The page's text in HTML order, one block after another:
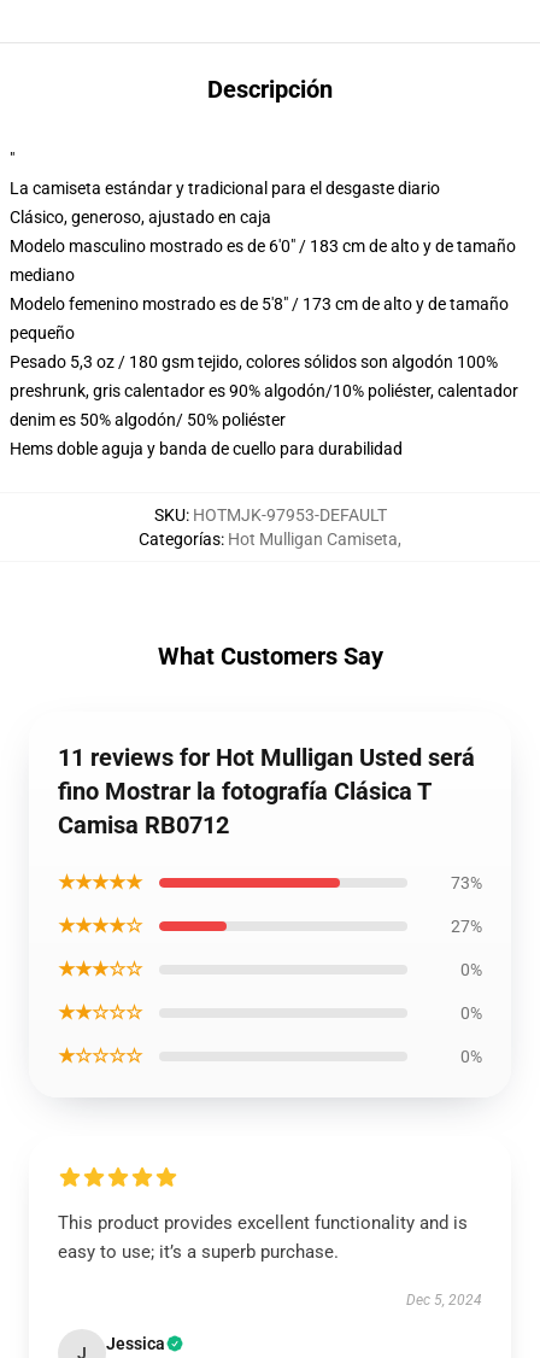
Descripción
"
La camiseta estándar y tradicional para el desgaste diario
Clásico, generoso, ajustado en caja
Modelo masculino mostrado es de 6'0" / 183 cm de alto y de tamaño
mediano
Modelo femenino mostrado es de 5'8" / 173 cm de alto y de tamaño
pequeño
Pesado 5,3 oz / 180 gsm tejido, colores sólidos son algodón 100%
preshrunk, gris calentador es 90% algodón/10% poliéster, calentador
denim es 50% algodón/ 50% poliéster
Hems doble aguja y banda de cuello para durabilidad
SKU: HOTMJK-97953-DEFAULT
Categorías: Hot Mulligan Camiseta,
What Customers Say
11 reviews for Hot Mulligan Usted será
fino Mostrar la fotografía Clásica T
Camisa RB0712
★★★★★ 73%
★★★★☆ 27%
★★★☆☆ 0%
★★☆☆☆ 0%
★☆☆☆☆ 0%
This product provides excellent functionality and is
easy to use; it’s a superb purchase.
Dec 5, 2024
J Jessica